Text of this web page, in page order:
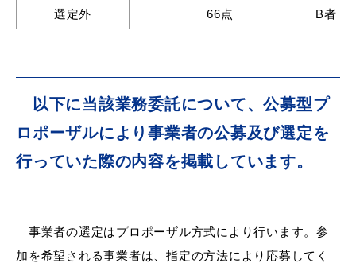
高齢者・介護 おくやみ
目的から探す
選定外 66点 B者（
以下に当該業務委託について、公募型プ
ロポーザルにより事業者の公募及び選定を
行っていた際の内容を掲載しています。
事業者の選定はプロポーザル方式により行います。参
加を希望される事業者は、指定の方法により応募してく